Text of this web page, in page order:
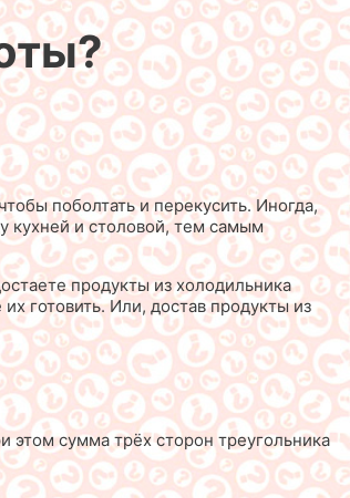
поболтать и перекусить. Иногда,
кухней и столовой, тем самым
продукты из холодильника
готовить. Или, достав продукты из
этом сумма трёх сторон треугольника